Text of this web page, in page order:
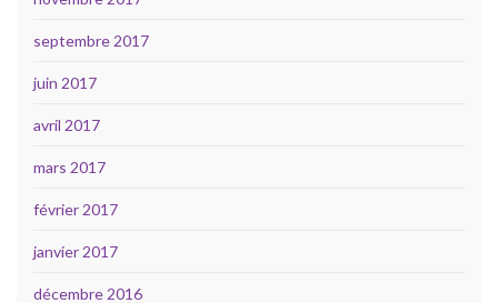
septembre 2017
juin 2017
avril 2017
mars 2017
février 2017
janvier 2017
décembre 2016